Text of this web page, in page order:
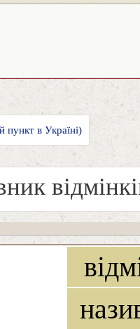
пункт в Україні)